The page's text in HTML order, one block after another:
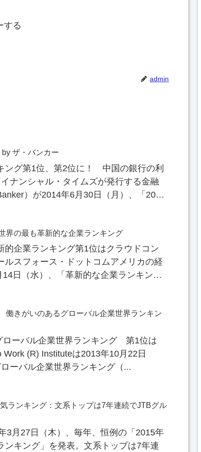
する
admin
ザ・バンカー
ング第1位、第2位に！ 中国の銀行の利
ナンシャル・タイムズが発行する金融
）が2014年6月30日（月）、「2014
の最も革新的な企業ランキング
的企業ランキング第1位はクラウドコン
ルスフォース・ドットコムアメリカの経
日（水）、「革新的な企業ランキン
きがいのあるグローバル企業世界ランキン
ーバル企業世界ランキング 第1位は
(R) Instituteは2013年10月22日
ーバル企業世界ランキング（...
ランキング：文系トップは7年連続でJTBグル
3月27日（木）、毎年、恒例の「2015年
ンキング」を発表。文系トップは7年連